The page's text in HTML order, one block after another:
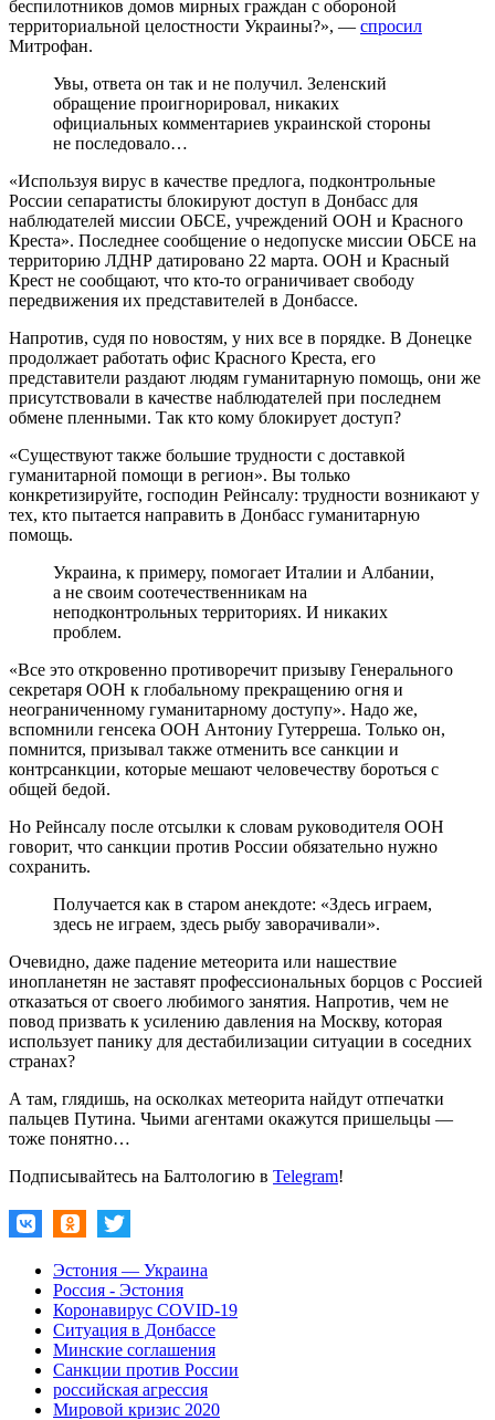
беспилотников домов мирных граждан с обороной
территориальной целостности Украины?», — спросил
Митрофан.
Увы, ответа он так и не получил. Зеленский
обращение проигнорировал, никаких
официальных комментариев украинской стороны
не последовало…
«Используя вирус в качестве предлога, подконтрольные
России сепаратисты блокируют доступ в Донбасс для
наблюдателей миссии ОБСЕ, учреждений ООН и Красного
Креста». Последнее сообщение о недопуске миссии ОБСЕ на
территорию ЛДНР датировано 22 марта. ООН и Красный
Крест не сообщают, что кто-то ограничивает свободу
передвижения их представителей в Донбассе.
Напротив, судя по новостям, у них все в порядке. В Донецке
продолжает работать офис Красного Креста, его
представители раздают людям гуманитарную помощь, они же
присутствовали в качестве наблюдателей при последнем
обмене пленными. Так кто кому блокирует доступ?
«Существуют также большие трудности с доставкой
гуманитарной помощи в регион». Вы только
конкретизируйте, господин Рейнсалу: трудности возникают у
тех, кто пытается направить в Донбасс гуманитарную
помощь.
Украина, к примеру, помогает Италии и Албании,
а не своим соотечественникам на
неподконтрольных территориях. И никаких
проблем.
«Все это откровенно противоречит призыву Генерального
секретаря ООН к глобальному прекращению огня и
неограниченному гуманитарному доступу». Надо же,
вспомнили генсека ООН Антониу Гутерреша. Только он,
помнится, призывал также отменить все санкции и
контрсанкции, которые мешают человечеству бороться с
общей бедой.
Но Рейнсалу после отсылки к словам руководителя ООН
говорит, что санкции против России обязательно нужно
сохранить.
Получается как в старом анекдоте: «Здесь играем,
здесь не играем, здесь рыбу заворачивали».
Очевидно, даже падение метеорита или нашествие
инопланетян не заставят профессиональных борцов с Россией
отказаться от своего любимого занятия. Напротив, чем не
повод призвать к усилению давления на Москву, которая
использует панику для дестабилизации ситуации в соседних
странах?
А там, глядишь, на осколках метеорита найдут отпечатки
пальцев Путина. Чьими агентами окажутся пришельцы —
тоже понятно…
Подписывайтесь на Балтологию в Telegram!
Эстония — Украина
Россия - Эстония
Коронавирус COVID-19
Ситуация в Донбассе
Минские соглашения
Санкции против России
российская агрессия
Мировой кризис 2020